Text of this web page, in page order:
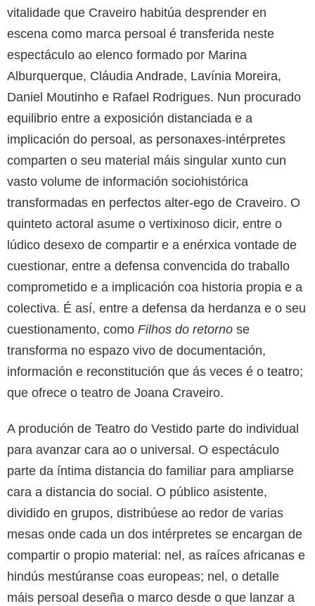
vitalidade que Craveiro habitúa desprender en
escena como marca persoal é transferida neste
espectáculo ao elenco formado por Marina
Alburquerque, Cláudia Andrade, Lavínia Moreira,
Daniel Moutinho e Rafael Rodrigues. Nun procurado
equilibrio entre a exposición distanciada e a
implicación do persoal, as personaxes-intérpretes
comparten o seu material máis singular xunto cun
vasto volume de información sociohistórica
transformadas en perfectos alter-ego de Craveiro. O
quinteto actoral asume o vertixinoso dicir, entre o
lúdico desexo de compartir e a enérxica vontade de
cuestionar, entre a defensa convencida do traballo
comprometido e a implicación coa historia propia e a
colectiva. É así, entre a defensa da herdanza e o seu
cuestionamento, como Filhos do retorno se
transforma no espazo vivo de documentación,
información e reconstitución que ás veces é o teatro;
que ofrece o teatro de Joana Craveiro.
A produción de Teatro do Vestido parte do individual
para avanzar cara ao o universal. O espectáculo
parte da íntima distancia do familiar para ampliarse
cara a distancia do social. O público asistente,
dividido en grupos, distribúese ao redor de varias
mesas onde cada un dos intérpretes se encargan de
compartir o propio material: nel, as raíces africanas e
hindús mestúranse coas europeas; nel, o detalle
máis persoal deseña o marco desde o que lanzar a